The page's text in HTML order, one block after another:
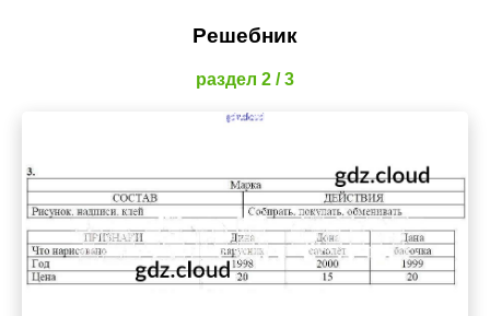
Решебник
раздел 2 / 3